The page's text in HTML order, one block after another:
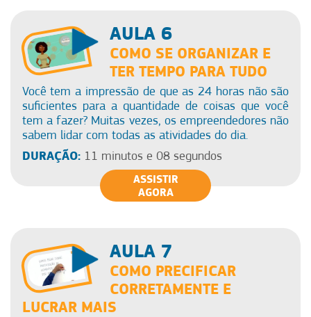
AULA 6
COMO SE ORGANIZAR E
TER TEMPO PARA TUDO
Você tem a impressão de que as 24 horas não são
suficientes para a quantidade de coisas que você
tem a fazer? Muitas vezes, os empreendedores não
sabem lidar com todas as atividades do dia.
DURAÇÃO:11 minutos e 08 segundos
ASSISTIR
AGORA
AULA 7
COMO PRECIFICAR
CORRETAMENTE E
LUCRAR MAIS